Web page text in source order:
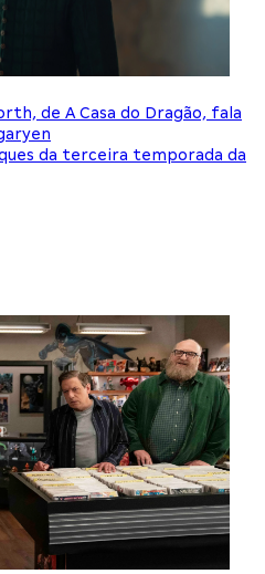
de A Casa do Dragão, fala
da terceira temporada da